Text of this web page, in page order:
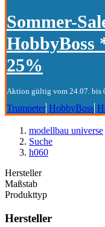
Sommer-
HobbyBoss
25%
Aktion gültig vom 24.07. bis
Trumpeter HobbyBoss
modellbau universe
Suche
h060
Hersteller
Maßstab
Produkttyp
Hersteller